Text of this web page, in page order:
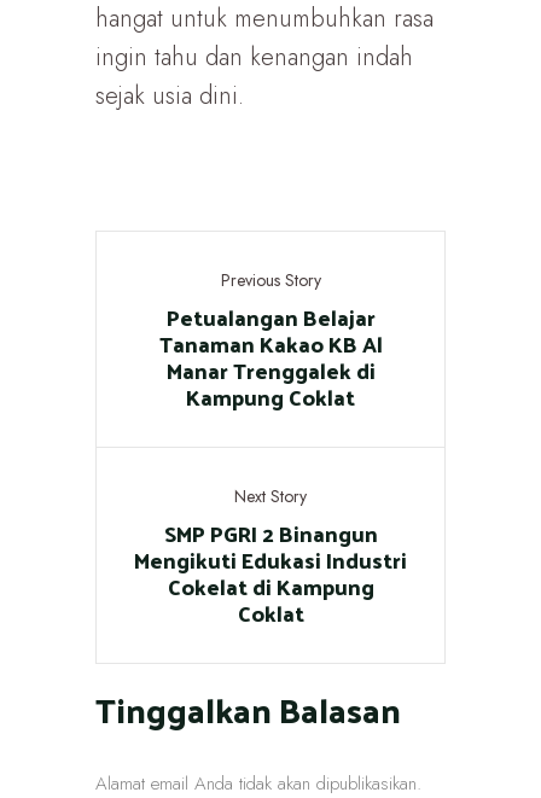
hangat untuk menumbuhkan rasa
ingin tahu dan kenangan indah
sejak usia dini.
Previous Story
Petualangan Belajar
Tanaman Kakao KB Al
Manar Trenggalek di
Kampung Coklat
Next Story
SMP PGRI 2 Binangun
Mengikuti Edukasi Industri
Cokelat di Kampung
Coklat
Tinggalkan Balasan
Alamat email Anda tidak akan dipublikasikan.